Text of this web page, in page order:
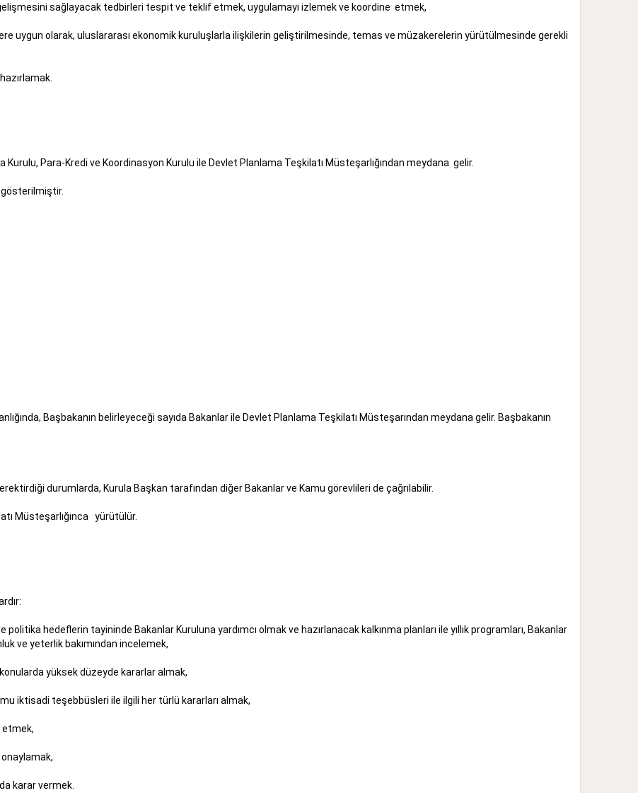
gelişmesini sağlayacak tedbirleri tespit ve teklif etmek, uygulamayı izlemek ve koordine etmek,
uygun olarak, uluslararası ekonomik kuruluşlarla ilişkilerin geliştirilmesinde, temas ve müzakerelerin yürütülmesinde gerekli
Kurulu, Para-Kredi ve Koordinasyon Kurulu ile Devlet Planlama Teşkilatı Müsteşarlığından meydana gelir.
cetvelde gösterilmiştir.
Başbakanın belirleyeceği sayıda Bakanlar ile Devlet Planlama Teşkilatı Müsteşarından meydana gelir. Başbakanın
durumlarda, Kurula Başkan tarafından diğer Bakanlar ve Kamu görevlileri de çağrılabilir.
Müsteşarlığınca yürütülür.
hedeflerin tayininde Bakanlar Kuruluna yardımcı olmak ve hazırlanacak kalkınma planları ile yıllık programları, Bakanlar
ve yeterlik bakımından incelemek,
yüksek düzeyde kararlar almak,
iktisadi teşebbüsleri ile ilgili her türlü kararları almak,
etmek,
onaylamak,
karar vermek.